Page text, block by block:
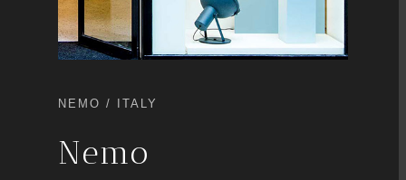
NEMO / ITALY
Nemo